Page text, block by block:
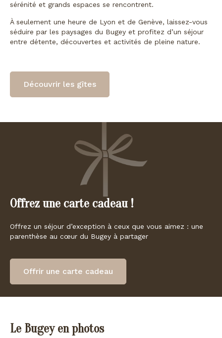
sérénité et grands espaces se rencontrent.
À seulement une heure de Lyon et de Genève, laissez-vous
séduire par les paysages du Bugey et profitez d’un séjour
entre détente, découvertes et activités de pleine nature.
Découvrir les gîtes
Offrez une carte cadeau !
Offrez un séjour d’exception à ceux que vous aimez : une
parenthèse au cœur du Bugey à partager
Offrir une carte cadeau
Le Bugey en photos